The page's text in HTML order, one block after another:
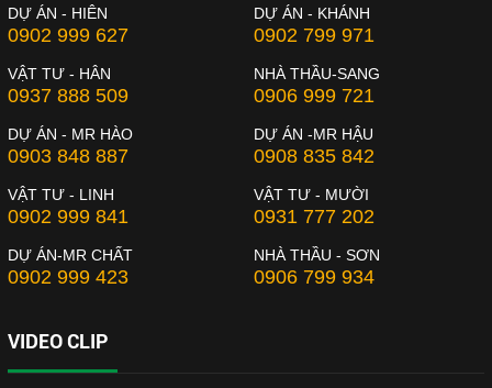
DỰ ÁN - HIÊN
0902 999 627
DỰ ÁN - KHÁNH
0902 799 971
VẬT TƯ - HÂN
0937 888 509
NHÀ THẦU-SANG
0906 999 721
DỰ ÁN - MR HÀO
0903 848 887
DỰ ÁN -MR HẬU
0908 835 842
VẬT TƯ - LINH
0902 999 841
VẬT TƯ - MƯỜI
0931 777 202
DỰ ÁN-MR CHẤT
0902 999 423
NHÀ THẦU - SƠN
0906 799 934
VIDEO CLIP